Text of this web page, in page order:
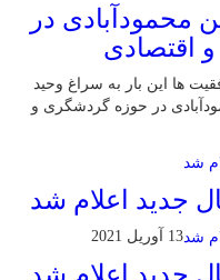
محمودآبادی در
اقتصادی
ها این بار به سراغ وحید
در حوزه گردشگری و
جدید اعلام شد
13 آوریل 2021